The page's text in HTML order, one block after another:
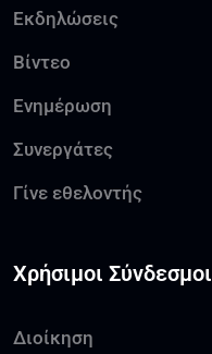
Εκδηλώσεις
Βίντεο
Ενημέρωση
Συνεργάτες
Γίνε εθελοντής
Χρήσιμοι Σύνδεσμοι
Διοίκηση